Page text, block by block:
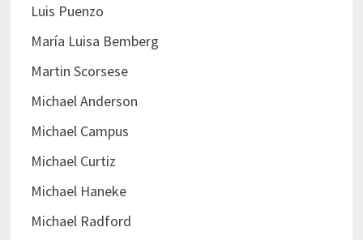
Luis Puenzo
María Luisa Bemberg
Martin Scorsese
Michael Anderson
Michael Campus
Michael Curtiz
Michael Haneke
Michael Radford